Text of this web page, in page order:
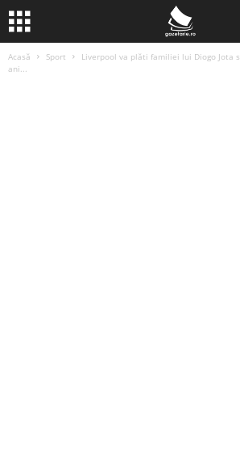
Acasă Sport
Liverpool va plăti familiei lui Diogo Jota
ani...